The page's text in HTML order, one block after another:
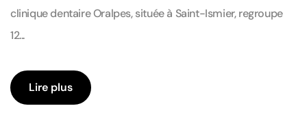
clinique dentaire Oralpes, située à Saint-Ismier, regroupe
12...
Lire plus